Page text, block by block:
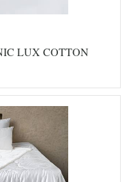
LUX COTTON